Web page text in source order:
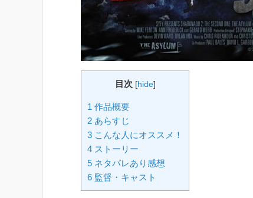
目次 [hide]
1 作品概要
2 あらすじ
3 こんな人にオススメ！
4 ストーリー
5 ネタバレあり感想
6 監督・キャスト